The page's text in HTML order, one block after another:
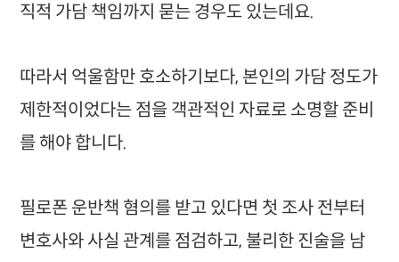
직적 가담 책임까지 묻는 경우도 있는데요.
따라서 억울함만 호소하기보다, 본인의 가담 정도가
제한적이었다는 점을 객관적인 자료로 소명할 준비
를 해야 합니다.
필로폰 운반책 혐의를 받고 있다면 첫 조사 전부터
변호사와 사실 관계를 점검하고, 불리한 진술을 남